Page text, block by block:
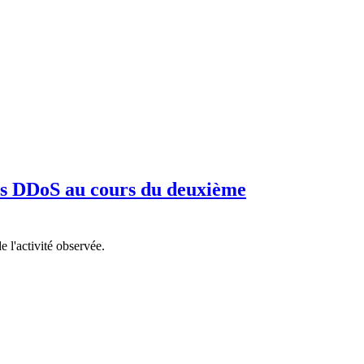
au cours du deuxième
l'activité observée.